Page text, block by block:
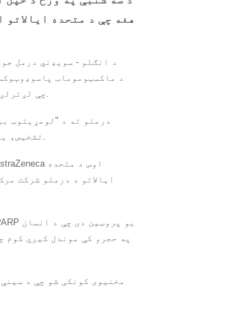
هغه چې د متحده
د انګلو - سویډني درمل
ناروغانو درملنې لپاره یو احتمالي نوی درمل. لیوکیمیا (HCL) چې لږترلږه دوه پخوانۍ درملنې ترلاسه کړي.
تشخیص، یا مخنیوي کې به د پام وړ پرمختګ وړاندې کړي. تمه کیږي چې د دې کال په دریمه ربع کې پریکړه وشي.
په حجرو کې موندل کیږي کوم